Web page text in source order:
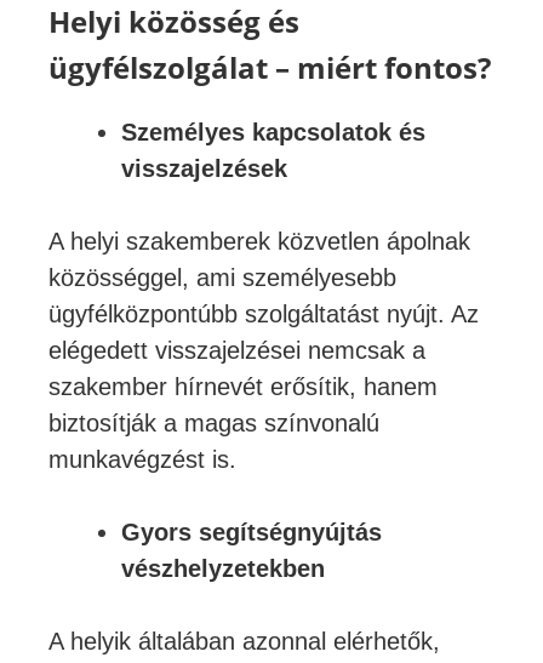
Helyi közösség és
ügyfélszolgálat – miért fontos?
Személyes kapcsolatok és
visszajelzések
A helyi szakemberek közvetlen ápolnak
közösséggel, ami személyesebb
ügyfélközpontúbb szolgáltatást nyújt. Az
elégedett visszajelzései nemcsak a
szakember hírnevét erősítik, hanem
biztosítják a magas színvonalú
munkavégzést is.
Gyors segítségnyújtás
vészhelyzetekben
A helyik általában azonnal elérhetők,